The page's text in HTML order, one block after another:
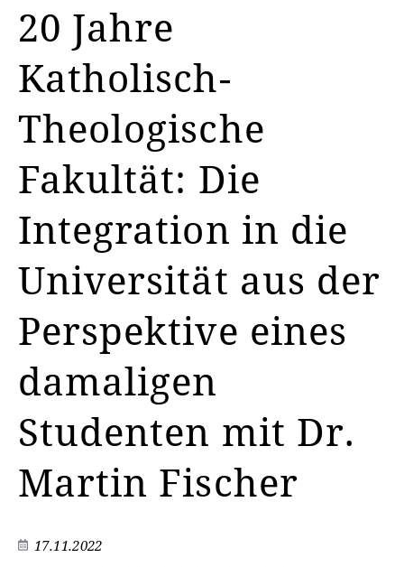
20 Jahre
Katholisch-
Theologische
Fakultät: Die
Integration in die
Universität aus der
Perspektive eines
damaligen
Studenten mit Dr.
Martin Fischer
17.11.2022